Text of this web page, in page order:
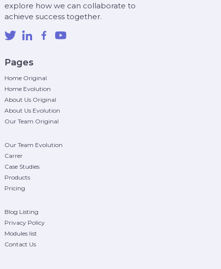
explore how we can collaborate to
achieve success together.
Pages
Home Original
Home Evolution
About Us Original
About Us Evolution
Our Team Original
Our Team Evolution
Carrer
Case Studies
Products
Pricing
Blog Listing
Privacy Policy
Modules list
Contact Us